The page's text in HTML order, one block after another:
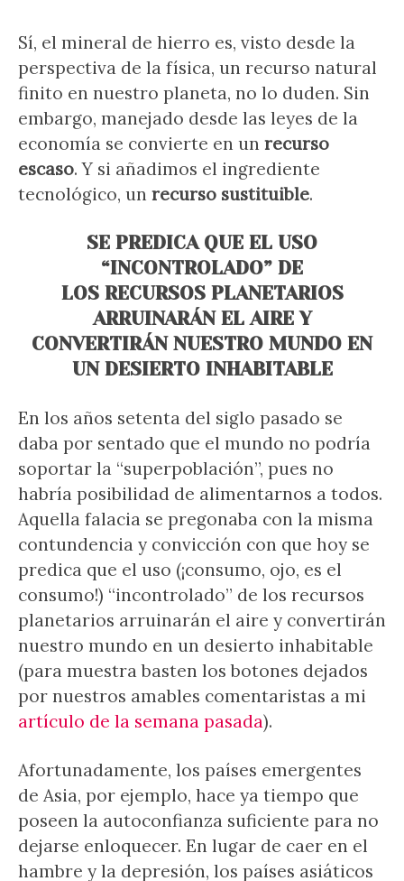
Sí, el mineral de hierro es, visto desde la
perspectiva de la física, un recurso natural
finito en nuestro planeta, no lo duden. Sin
embargo, manejado desde las leyes de la
economía se convierte en un recurso
escaso. Y si añadimos el ingrediente
tecnológico, un recurso sustituible.
SE PREDICA QUE EL USO
“INCONTROLADO” DE
LOS RECURSOS PLANETARIOS
ARRUINARÁN EL AIRE Y
CONVERTIRÁN NUESTRO MUNDO EN
UN DESIERTO INHABITABLE
En los años setenta del siglo pasado se
daba por sentado que el mundo no podría
soportar la “superpoblación”, pues no
habría posibilidad de alimentarnos a todos.
Aquella falacia se pregonaba con la misma
contundencia y convicción con que hoy se
predica que el uso (¡consumo, ojo, es el
consumo!) “incontrolado” de los recursos
planetarios arruinarán el aire y convertirán
nuestro mundo en un desierto inhabitable
(para muestra basten los botones dejados
por nuestros amables comentaristas a mi
artículo de la semana pasada).
Afortunadamente, los países emergentes
de Asia, por ejemplo, hace ya tiempo que
poseen la autoconfianza suficiente para no
dejarse enloquecer. En lugar de caer en el
hambre y la depresión, los países asiáticos